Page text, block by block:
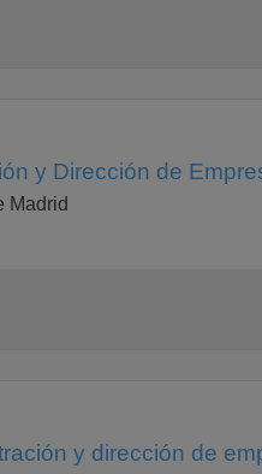
y Dirección de
Madrid
y dirección de